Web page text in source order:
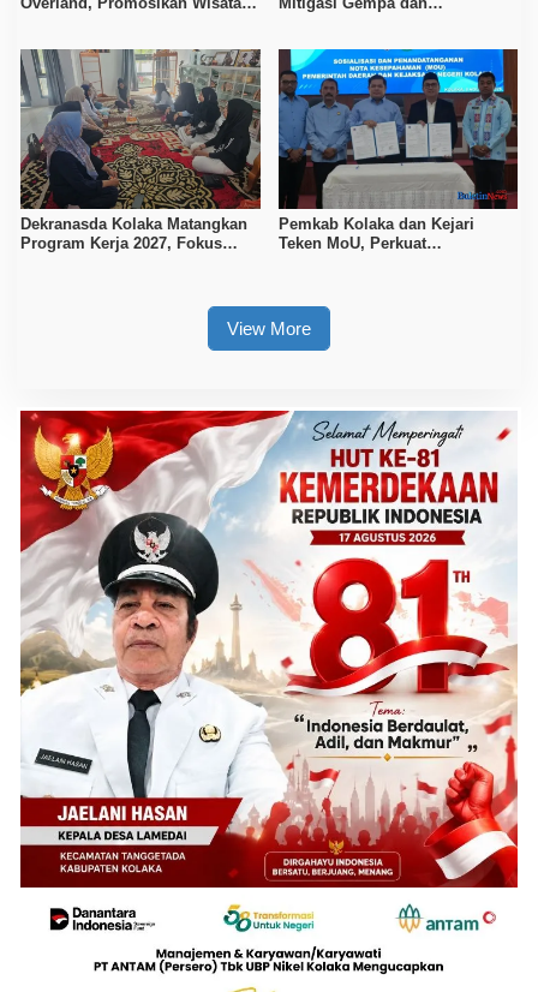
Dekranasda Kolaka Matangkan
Program Kerja 2027, Fokus
Pemkab Kolaka dan Kejari
Teken MoU, Perkuat
View More